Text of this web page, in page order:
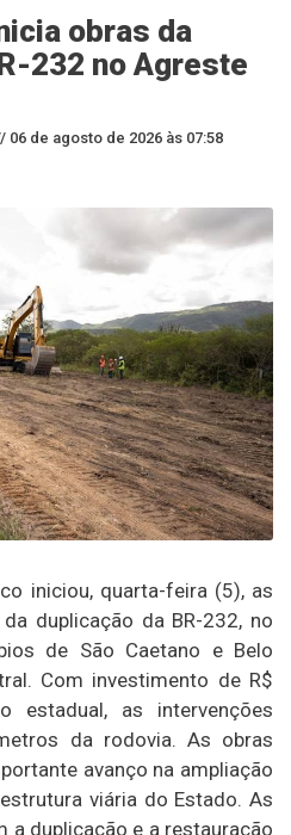
obras da
232 no Agreste
06 de agosto de 2026 às 07:58
iniciou, quarta-feira (5), as
duplicação da BR-232, no
de São Caetano e Belo
Com investimento de R$
estadual, as intervenções
da rodovia. As obras
avanço na ampliação
viária do Estado. As
a duplicação e a restauração